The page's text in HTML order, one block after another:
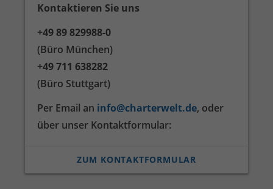
Kontaktieren Sie uns
+49 89 829988-0
(Büro München)
+49 711 638282
(Büro Stuttgart)
Per Email an info@charterwelt.de, oder
über unser Kontakt­formular:
ZUM KONTAKTFORMULAR